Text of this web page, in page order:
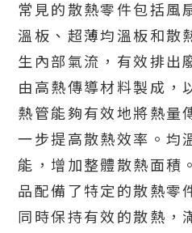
常見的散熱零件包括風
溫板、超薄均溫板和散
生內部氣流，有效排出
由高熱傳導材料製成，
熱管能夠有效地將熱量
一步提高散熱效率。均
能，增加整體散熱面積
品配備了特定的散熱零
同時保持有效的散熱，